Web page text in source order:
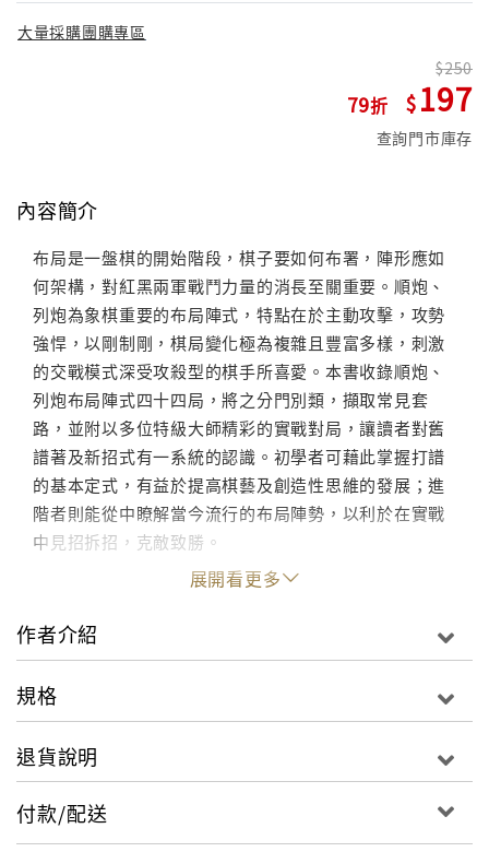
大量採購團購專區
79
250
197
查詢門市庫存
內容簡介
布局是一盤棋的開始階段，棋子要如何布署，陣形應如
何架構，對紅黑兩軍戰鬥力量的消長至關重要。順炮、
列炮為象棋重要的布局陣式，特點在於主動攻擊，攻勢
強悍，以剛制剛，棋局變化極為複雜且豐富多樣，刺激
的交戰模式深受攻殺型的棋手所喜愛。本書收錄順炮、
列炮布局陣式四十四局，將之分門別類，擷取常見套
路，並附以多位特級大師精彩的實戰對局，讓讀者對舊
譜著及新招式有一系統的認識。初學者可藉此掌握打譜
的基本定式，有益於提高棋藝及創造性思維的發展；進
階者則能從中瞭解當今流行的布局陣勢，以利於在實戰
中見招拆招，克敵致勝。
展開看更多
作者介紹
規格
退貨說明
付款/配送